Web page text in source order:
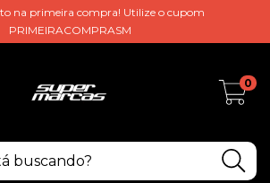
na primeira compra! Utilize o cupom
PRIMEIRACOMPRASM
0